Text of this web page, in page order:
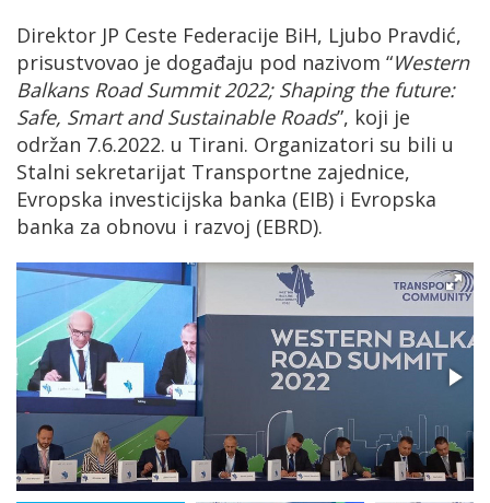
Direktor JP Ceste Federacije BiH, Ljubo Pravdić,
prisustvovao je događaju pod nazivom “Western
Balkans Road Summit 2022; Shaping the future:
Safe, Smart and Sustainable Roads”, koji je
održan 7.6.2022. u Tirani. Organizatori su bili u
Stalni sekretarijat Transportne zajednice,
Evropska investicijska banka (EIB) i Evropska
banka za obnovu i razvoj (EBRD).